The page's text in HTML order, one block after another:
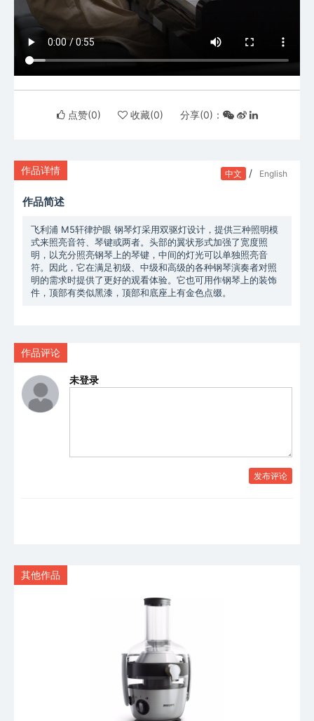
点赞(0) 收藏(0) 分享(0)：
作品详情 中文 / English
作品简述
飞利浦 M5轩律护眼 钢琴灯采用双驱灯设计，提供三种照明模
式来照亮音符、琴键或两者。头部的翼状形式加强了宽度照
明，以充分照亮钢琴上的琴键，中间的灯光可以单独照亮音
符。因此，它在满足初级、中级和高级的各种钢琴演奏者对照
明的需求时提供了更好的观看体验。它也可用作钢琴上的装饰
件，顶部有类似黑漆，顶部和底座上有金色点缀。
作品评论
未登录
发布评论
其他作品